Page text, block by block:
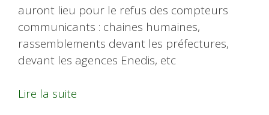
auront lieu pour le refus des compteurs
communicants : chaines humaines,
rassemblements devant les préfectures,
devant les agences Enedis, etc
Lire la suite